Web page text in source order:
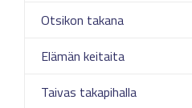
Otsikon takana
Elämän keitaita
Taivas takapihalla